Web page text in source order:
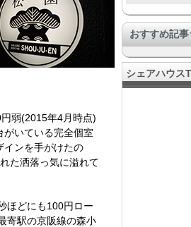
弱(2015年4月時点)
いている完全個室
インを手がけたの
た洒落っ気に溢れて
ほどにも100円ロー
寄駅の京阪線の森小
大勢で
クリエ
おすすめ記
シェアハウス